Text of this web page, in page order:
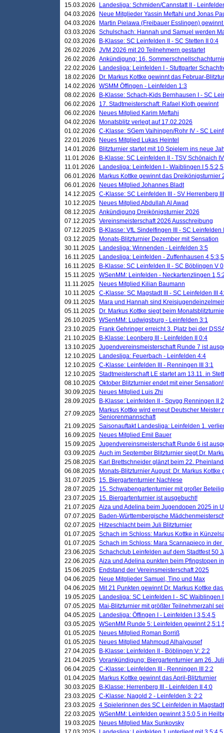
15.03.2026
Landesliga: Schmiden/Cannstatt II -
04.03.2026
Neue Mitglieder Yassin Meftahi und Jonas
04.03.2026
Martin Pielawa (Freibauer Esslingen)
03.03.2026 Schulschach: Hannah und Samuel werden
02.03.2026
B-Klasse: SC Leinfelden II - SC Stetten II 0:4
26.02.2026 JVM 2026 mit 20 Teilnehmern gestartet
26.02.2026 Ankündigung: 16.
22.02.2026
Landesliga: Leinfelden I - Stuttgarter
18.02.2026
Dr. Markus Kottke gewinnt das Februar-
14.02.2026 WSMM Öffingen - Leinfelden 1:3
08.02.2026
B-Klasse: Schach-Kids Bernhausen I - SC
06.02.2026
17. Stadtmeisterschaft: Rafael Kloth gewinnt
06.02.2026
Neues Mitglied Karim Meftahi
04.02.2026
Monatsblitz verlegt auf 17.02.2026
01.02.2026 C-Klasse: SGem Vaihingen/Rohr IV - SC
22.01.2026
Neues Mitglied Lukas Heintel
14.01.2026
Blitzturnier startet mit 10 Spielern ins neue
11.01.2026
B-Klasse: SC Leinfelden II - TSV Schönaich
11.01.2026
Landesliga: Leinfelden I - Waiblingen I 5,5:2,5
06.01.2026
Markus Kottke gewinnt das Dreikönigsturnier
06.01.2026
Neues Mitglied Johannes Bladt
14.12.2025 C-Klasse: SC Leinfelden III - SV Herrenberg
10.12.2025
Neues Mitglied Abdullah Al Awad
08.12.2025 Ankündigung Dreikönigsturnier 2026
07.12.2025 Vereinsmeisterschaft 2026 Ausschreibung
07.12.2025
B-Klasse: VfL Sindelfingen III - SC Leinfelden
03.12.2025
Monats-Blitzturnier Dezember mit Sensation
30.11.2025
Landesliga: Winnenden - Leinfelden 3:5
16.11.2025
Landesliga: Leinfelden - Zuffenhausen 4,5:3,5
16.11.2025
B-Klasse: SC Leinfelden II - SC Böblingen V
15.11.2025 WSenMM: Leinfelden - Neckartenzlingen
11.11.2025
Neues Mitglied Kilian Baumann
10.11.2025 C-Klasse: SC Magstadt III - SC Leinfelden III
09.11.2025
Mara und Hannah sind
05.11.2025
Dr. Markus Kottke siegt beim
26.10.2025 WSenMM: Ludwigsburg - Leinfelden 3:1
23.10.2025
Frank Gehringer erreicht 3. Platz bei der
21.10.2025
B-Klasse: Leonberg III - Leinfelden II 0:4
13.10.2025 Jugendvereinsmeisterschaft Runde 7 ist
12.10.2025
Landesliga: Feuerbach - Leinfelden 4:4
12.10.2025 C-Klasse: Leinfelden III - Renningen III 3:1
12.10.2025 Stadtmeisterschaft LE startet am 13.11. in
08.10.2025 Oktober Blitzturnier endet mit einer
30.09.2025
Neues Mitglied Luis Zhi
28.09.2025
B-Klasse: Leinfelden II - Spvgg Renningen II
27.09.2025
Markus Kottke wird erneut Deutscher Meister
Seniorenmannschaft
21.09.2025 Saisonauftakt Landesliga: Leinfelden 1.
16.09.2025
Neues Mitglied Emil Bauer
15.09.2025 Jugendvereinsmeisterschaft Runde 6 ist
03.09.2025 Auch im September Blitzturnier siegt Dr.
25.08.2025
Karl Brettschneider glänzt beim 22.
06.08.2025
Monats-Blitzturnier August: Dr. Markus Kottke
31.07.2025 15. Biergartenturnier Nachlese
28.07.2025 15. Schwabengartenturnier mit großer
23.07.2025 15. Biergartenturnier ist ausgebucht!
21.07.2025 Aiza und Adelina beim Jugendopen 2025 in
07.07.2025
Baden-Württembergische
02.07.2025
Hitzeschlacht beim Juli Blitzturnier
01.07.2025 Schach im Schloss: Markus Kottke in
01.07.2025 Schach im Schloss: Mara Scannapieco in der
23.06.2025 Schachclub Leinfelden auf dem Stadtfest 50
22.06.2025 Aiza und Adelina punkten beim Pfingstopen
15.06.2025
Endstand der Vereinsmeisterschaft 2025
04.06.2025
Neue Mitglieder Samuel, Tino und Max
04.06.2025
Mit 21 Punkten gewinnt Dr. Markus Kottke
19.05.2025
Landesliga: SC Leinfelden I - SC Waiblingen
07.05.2025
Mai-Blitzturnier mit größter Teilnehmerzahl
04.05.2025
Landesliga: Öffingen I - Leinfelden I 3,5:4,5
03.05.2025 WSenMM Runde 5: Leinfelden gewinnt
01.05.2025
Neues Mitglied Roman Borriß
01.05.2025
Neues Mitglied Mahmoud Alhajyousef
27.04.2025
B-Klasse: Leinfelden II - Böblingen V: 2:2
21.04.2025 Vorankündigung: Biergartenturnier am 26. Juli
06.04.2025 C-Klasse: Leinfelden III - Renningen III 2:2
01.04.2025
Markus Kottke gewinnt das April-Blitzturnier
30.03.2025
B-Klasse: Herrenberg III - Leinfelden II 4:0
23.03.2025 C-Klasse: Nagold 2 - Leinfelden 3: 2:2
23.03.2025 4 Spielerinnen des SC Leinfelden in Magstadt
22.03.2025 WSenMM: Leinfelden gewinnt 3,5:0,5 in
19.03.2025
Neues Mitglied Max Sunkovsky